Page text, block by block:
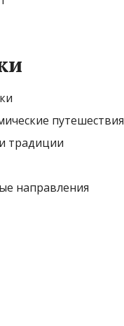
путешествия
традиции
направления